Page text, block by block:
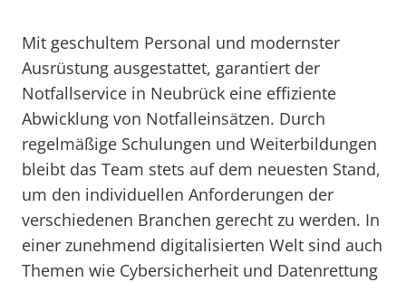
Mit geschultem Personal und modernster
Ausrüstung ausgestattet, garantiert der
Notfallservice in Neubrück eine effiziente
Abwicklung von Notfalleinsätzen. Durch
regelmäßige Schulungen und Weiterbildungen
bleibt das Team stets auf dem neuesten Stand,
um den individuellen Anforderungen der
verschiedenen Branchen gerecht zu werden. In
einer zunehmend digitalisierten Welt sind auch
Themen wie Cybersicherheit und Datenrettung